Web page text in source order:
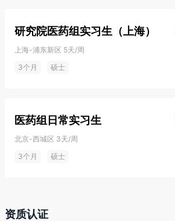
研究院医药组实习生（上海）
上海-浦东新区 5天/周
3个月
硕士
医药组日常实习生
北京-西城区 3天/周
3个月
硕士
资质认证